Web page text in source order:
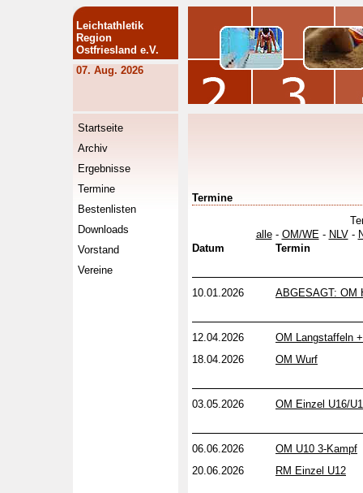
Leichtathletik
Region
Ostfriesland e.V.
07. Aug. 2026
Startseite
Archiv
Ergebnisse
Termine
Bestenlisten
Downloads
Vorstand
Vereine
Termine
alle- OM/WE- NLV-
Datum
Termin
10.01.2026 ABGESAGT: OM
12.04.2026
OM Langstaffeln
18.04.2026
OM Wurf
03.05.2026 OM Einzel U16/
06.06.2026
OM U10 3-Kampf
20.06.2026
RM Einzel U12